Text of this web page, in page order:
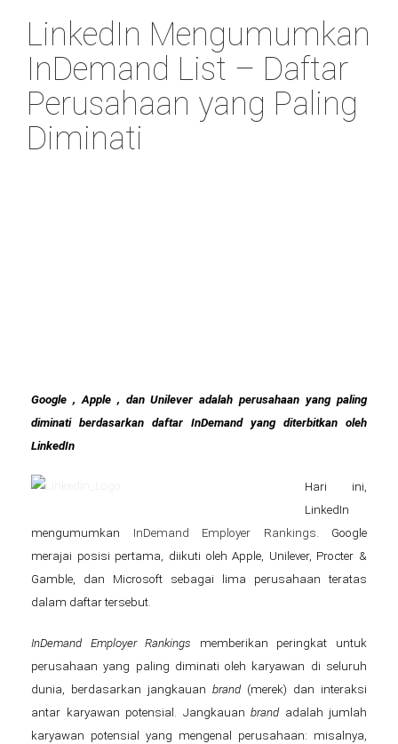
LinkedIn Mengumumkan
InDemand List – Daftar
Perusahaan yang Paling
Diminati
Google , Apple , dan Unilever adalah perusahaan yang paling
diminati berdasarkan daftar InDemand yang diterbitkan oleh
LinkedIn
Hari ini,
LinkedIn
mengumumkan InDemand Employer Rankings. Google
merajai posisi pertama, diikuti oleh Apple, Unilever, Procter &
Gamble, dan Microsoft sebagai lima perusahaan teratas
dalam daftar tersebut.
InDemand Employer Rankings memberikan peringkat untuk
perusahaan yang paling diminati oleh karyawan di seluruh
dunia, berdasarkan jangkauan brand (merek) dan interaksi
antar karyawan potensial. Jangkauan brandadalah jumlah
karyawan potensial yang mengenal perusahaan: misalnya,